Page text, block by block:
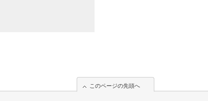
このページの先頭へ